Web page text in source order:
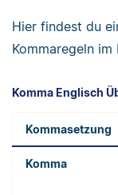
Hier findest du
Kommaregeln im
Komma Englisch
Kommasetzung
Komma